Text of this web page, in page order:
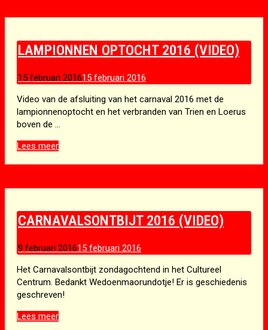
LAMPIONNEN OPTOCHT 2016 (VIDEO)
15 februari 201615 februari 2016
Video van de afsluiting van het carnaval 2016 met de
lampionnenoptocht en het verbranden van Trien en Loerus
boven de …
Lampionnen
Lees meer
CARNAVALSONTBIJT 2016 (VIDEO)
9 februari 201615 februari 2016
Het Carnavalsontbijt zondagochtend in het Cultureel
Centrum. Bedankt Wedoenmaorundotje! Er is geschiedenis
geschreven!
Carnavalsontbijt
Lees meer